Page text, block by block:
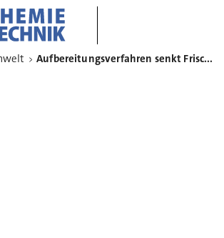
Aufbereitungsverfahren senkt Frischwasserbedarf drastisch